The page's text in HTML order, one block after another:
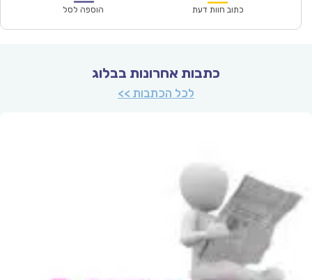
₪64.00.
כתוב חוות דעת הוספה לסל
כתבות אחרונות בבלוג
לכל הכתבות >>